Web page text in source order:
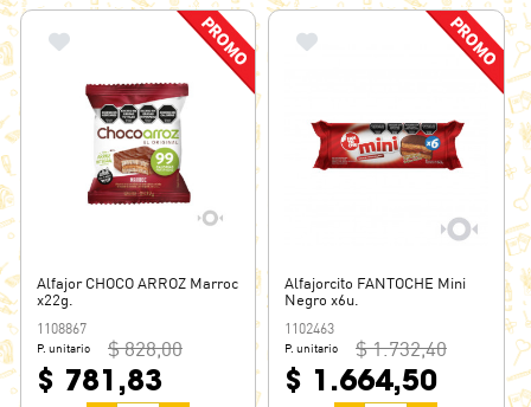
GOAT
GRANDIOSO
GRANDOTE
GUAYMALLEN
HAEDO
HAMLET
JUANA LA LOCA
JUANOTE
LA ALDEA
MANTECOL
Alfajor CHOCO ARROZ Marroc
x22g.
1108867
P. unitario $ 828,00
$ 781,83
Alfajorcito FANTOCHE Mini
Negro x6u.
1102463
P. unitario $ 1.732,40
$ 1.664,50